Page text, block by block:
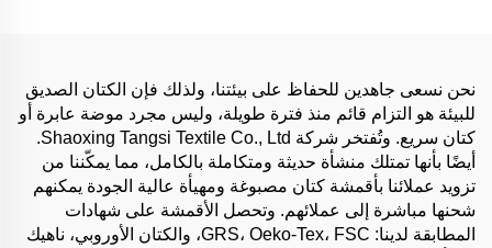
نحن نسعى جاهدين للحفاظ على بيئتنا، ولذلك فإن الكتان الصديق
للبيئة هو التزام قائم منذ فترة طويلة، وليس مجرد موضة عابرة أو
كتان سريع. وتُفتخر شركة Shaoxing Tangsi Textile Co., Ltd.
أيضًا بأنها تمتلك منشأة حديثة ومتكاملة بالكامل، مما يمكّننا من
تزويد عملائنا بأقمشة كتان مصبوغة ومهيأة عالية الجودة يمكنهم
شحنها مباشرة إلى عملائهم. وتحصل الأقمشة على شهادات
المطابقة لدينا: GRS، Oeko-Tex، FSC، والكتان الأوروبي، ناهيك